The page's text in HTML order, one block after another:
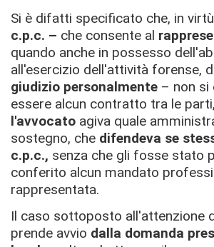
Si è difatti specificato che, in
c.p.c. – che consente al
quando anche in possesso
all'esercizio dell'attività forense,
giudizio personalmente – non si
essere alcun contratto tra le
l'avvocato agiva quale
sostegno, che difendeva se
c.p.c., senza che gli fosse stato
conferito alcun mandato
rappresentata.
Il caso sottoposto all'attenzione
prende avvio dalla domanda